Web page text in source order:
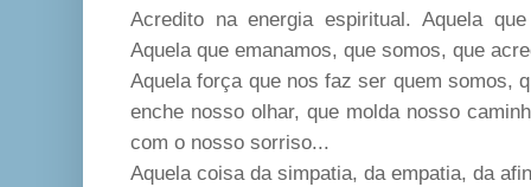
Acredito na energia espiritual. Aquela
Aquela que emanamos, que somos, que
Aquela força que nos faz ser quem somos,
enche nosso olhar, que molda nosso
com o nosso sorriso...
Aquela coisa da simpatia, da empatia, da